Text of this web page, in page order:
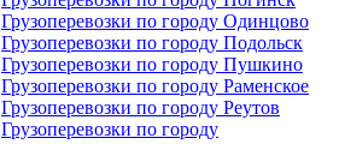
Грузоперевозки по городу Одинцово
Грузоперевозки по городу Подольск
Грузоперевозки по городу Пушкино
Грузоперевозки по городу Раменское
Грузоперевозки по городу Реутов
Грузоперевозки по городу